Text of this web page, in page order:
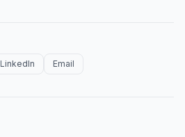
LinkedIn Email